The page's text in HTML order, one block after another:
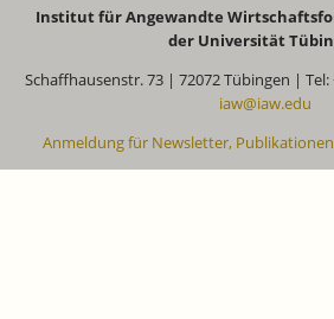
Institut für Angewandte
der Universität
Schaffhausenstr. 73 | 72072 Tübingen | Tel:
iaw@iaw.edu
Anmeldung für Newsletter,